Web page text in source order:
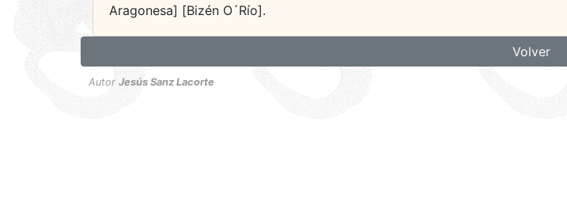
Aragonesa] [Bizén O´Río].
Volver
Autor Jesús Sanz Lacorte